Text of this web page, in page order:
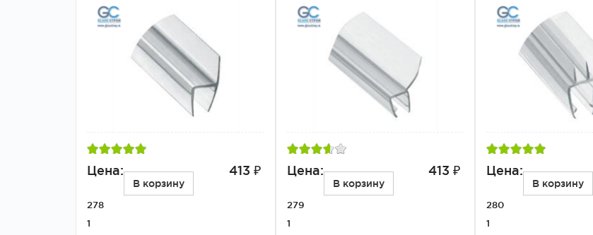
Цена: 413 ₽
В корзину
278
1
Цена: 413 ₽
В корзину
279
1
Цена:
В корзину
280
1